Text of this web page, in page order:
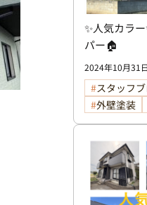
✨人気カラ
パー🏠
2024年10月31日
スタッフ
外壁塗装